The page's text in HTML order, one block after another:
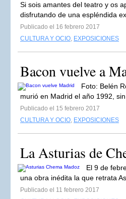
Si sois amantes del teatro y os
disfrutando de una espléndida
Publicado el 16 febrero 2017
CULTURA Y OCIO, EXPOSICIONES
Bacon vuelve a
Foto: Belén
murió en Madrid el año 1992,
Publicado el 15 febrero 2017
CULTURA Y OCIO, EXPOSICIONES
La Asturias de
El 9 de
una obra inédita la que retrata
Publicado el 11 febrero 2017